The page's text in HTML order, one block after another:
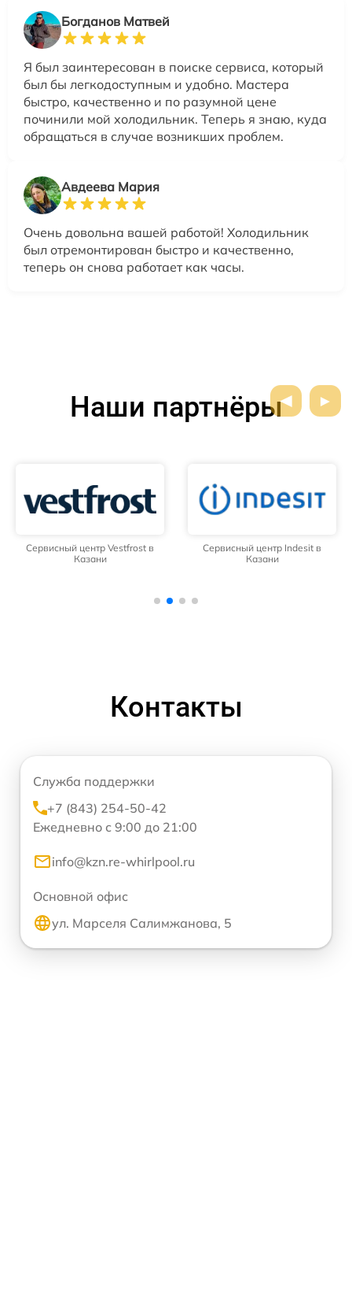
Богданов Матвей
Я был заинтересован в поиске сервиса, который
был бы легкодоступным и удобно. Мастера
быстро, качественно и по разумной цене
починили мой холодильник. Теперь я знаю, куда
обращаться в случае возникших проблем.
Авдеева Мария
Очень довольна вашей работой! Холодильник
был отремонтирован быстро и качественно,
теперь он снова работает как часы.
Наши партнёры
Сервисный центр Vestfrost в
Казани
Сервисный центр Indesit в
Казани
Контакты
Служба поддержки
+7 (843) 254-50-42
Ежедневно с 9:00 до 21:00
info@kzn.re-whirlpool.ru
Основной офис
ул. Марселя Салимжанова, 5